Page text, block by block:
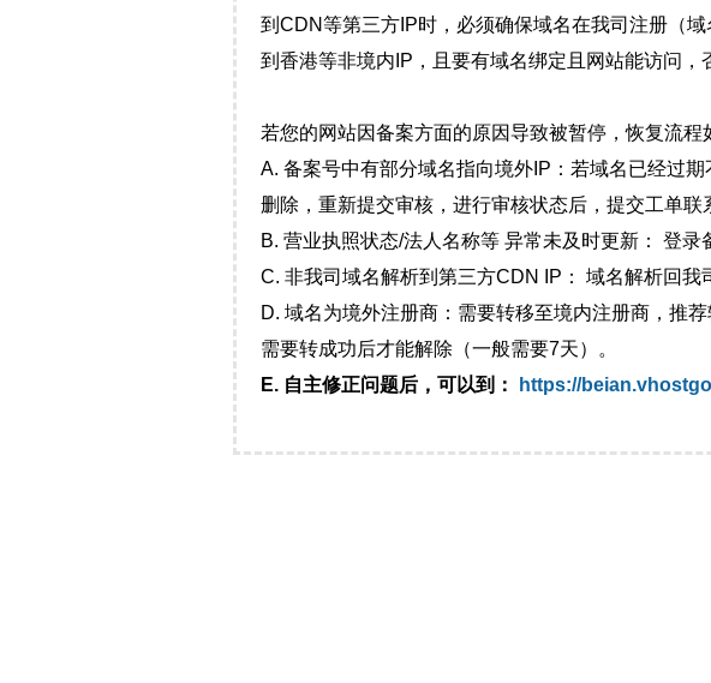
到CDN等第三方IP时，必须确保域名在我司注册（
到香港等非境内IP，且要有域名绑定且网站能访问
若您的网站因备案方面的原因导致被暂停，恢复流程
A. 备案号中有部分域名指向境外IP：若域名已经过
删除，重新提交审核，进行审核状态后，提交工单
B. 营业执照状态/法人名称等 异常未及时更新： 登录
C. 非我司域名解析到第三方CDN IP： 域名解析回我
D. 域名为境外注册商：需要转移至境内注册商，推荐
需要转成功后才能解除（一般需要7天）。
E. 自主修正问题后，可以到：
https://